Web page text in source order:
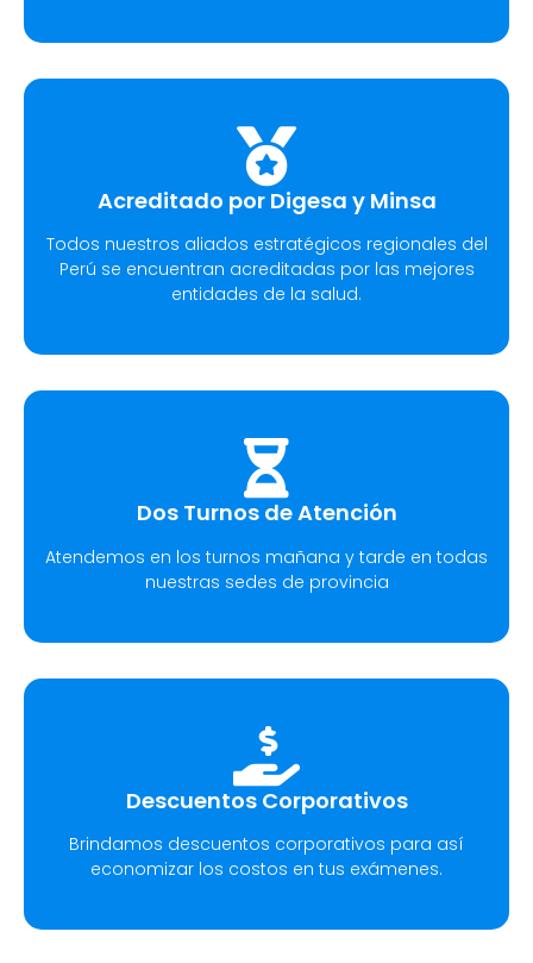
Acreditado por Digesa y Minsa
Todos nuestros aliados estratégicos regionales del
Perú se encuentran acreditadas por las mejores
entidades de la salud.
Dos Turnos de Atención
Atendemos en los turnos mañana y tarde en todas
nuestras sedes de provincia
Descuentos Corporativos
Brindamos descuentos corporativos para así
economizar los costos en tus exámenes.